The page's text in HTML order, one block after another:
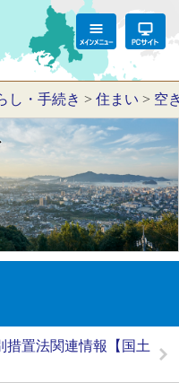
し・手続き > 住まい > 空
措置法関連情報【国土